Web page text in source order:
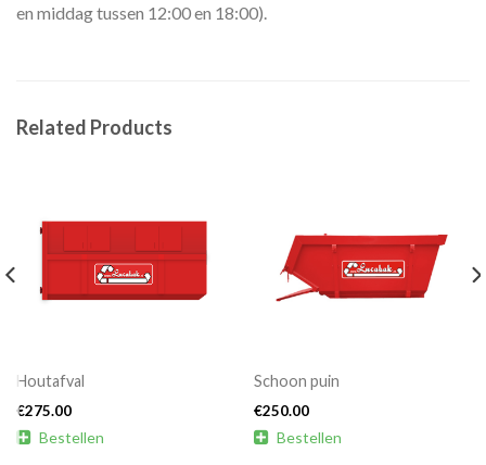
en middag tussen 12:00 en 18:00).
Related Products
Houtafval
€275.00
 Bestellen
Schoon puin
€250.00
 Bestellen